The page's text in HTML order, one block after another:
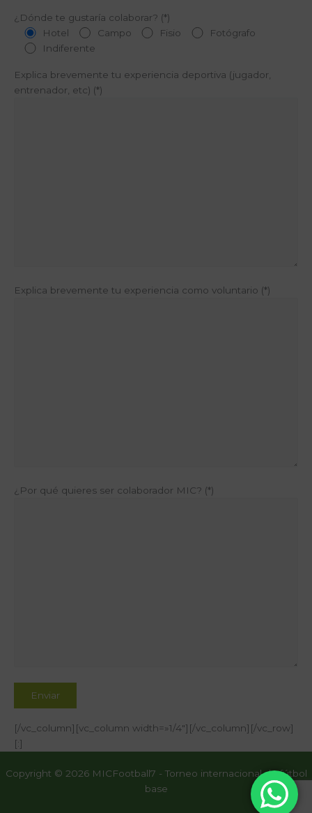
¿Dónde te gustaría colaborar? (*)
Hotel
Campo Fisio
Fotógrafo
Indiferente
Explica brevemente tu experiencia deportiva (jugador,
entrenador, etc) (*)
Explica brevemente tu experiencia como voluntario (*)
¿Por qué quieres ser colaborador MIC? (*)
[/vc_column][vc_column width=»1/4″][/vc_column][/vc_row]
[:]
Copyright © 2026 MICFootball7 - Torneo internacional de fútbol
base